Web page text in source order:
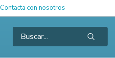
Contacta con nosotros